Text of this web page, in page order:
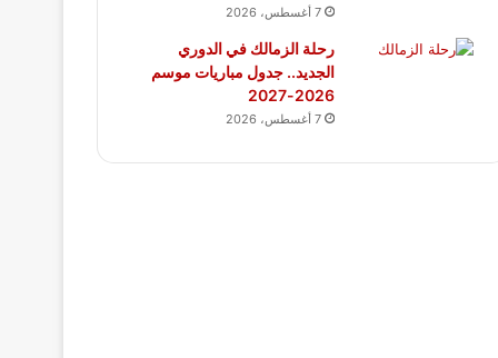
7 أغسطس، 2026
رحلة الزمالك في الدوري
الجديد.. جدول مباريات موسم
2026-2027
7 أغسطس، 2026